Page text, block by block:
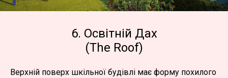
6. Освітній Дах
(The Roof)
Верхній поверх шкільної будівлі має форму похилого